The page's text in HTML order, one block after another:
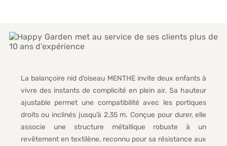
La balançoire nid d’oiseau MENTHE invite deux enfants à
vivre des instants de complicité en plein air. Sa hauteur
ajustable permet une compatibilité avec les portiques
droits ou inclinés jusqu’à 2,35 m. Conçue pour durer, elle
associe une structure métallique robuste à un
revêtement en textilène, reconnu pour sa résistance aux